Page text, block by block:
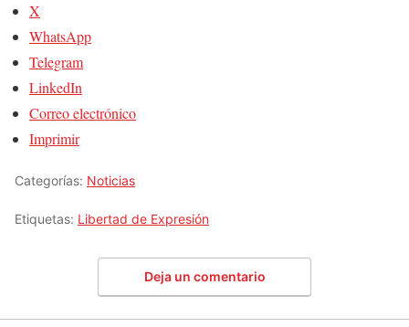
X
WhatsApp
Telegram
LinkedIn
Correo electrónico
Imprimir
Categorías: Noticias
Etiquetas: Libertad de Expresión
Deja un comentario